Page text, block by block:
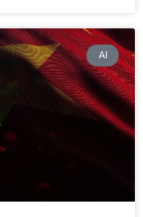
AI